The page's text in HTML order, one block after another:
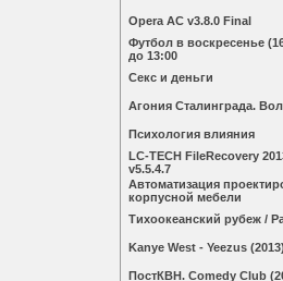
Opera AC v3.8.0 Final
Футбол в воскресенье
до 13:00
Секс и деньги
Агония Сталинграда.
Психология влияния
LC-TECH FileRecovery
v5.5.4.7
Автоматизация
корпусной мебели
Тихоокеанский рубеж /
Kanye West - Yeezus
ПостКВН. Comedy Club